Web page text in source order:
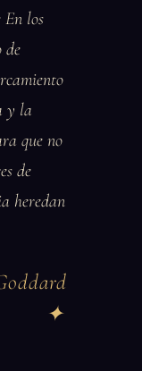
En los
de
y la
que no
de
heredan